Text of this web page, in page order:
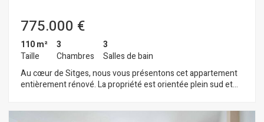
775.000 €
110 m²
Taille
3
Chambres
3
Salles de bain
Au cœur de Sitges, nous vous présentons cet appartement
entièrement rénové. La propriété est orientée plein sud et